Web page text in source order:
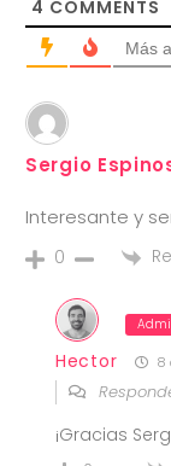
4 COMMENTS
Más
Sergio
Interesante y
0
Hector 8
¡Gracias